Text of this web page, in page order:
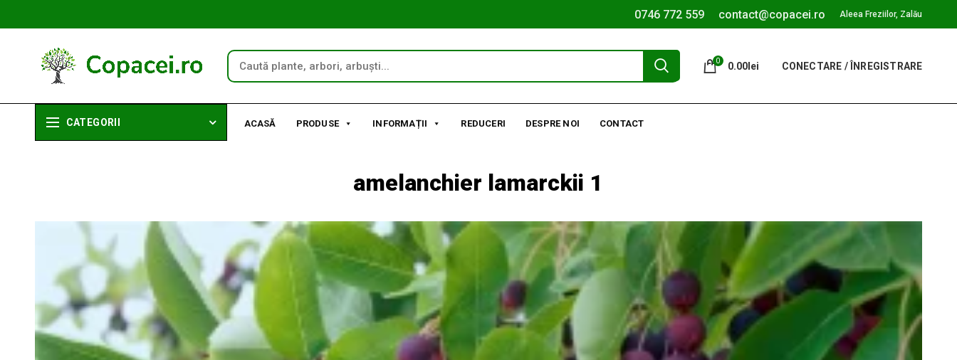
0746 772 559 contact@copacei.ro Aleea Freziilor, Zalău
0 0.00lei CONECTARE / ÎNREGISTRARE
CATEGORII ACASĂ PRODUSE INFORMAȚII REDUCERI DESPRE NOI CONTACT
amelanchier lamarckii 1